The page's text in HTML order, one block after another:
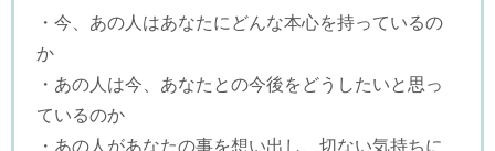
・今、あの人はあなたにどんな本心を持っているの
か
・あの人は今、あなたとの今後をどうしたいと思っ
ているのか
・あの人があなたの事を想い出し、切ない気持ちに